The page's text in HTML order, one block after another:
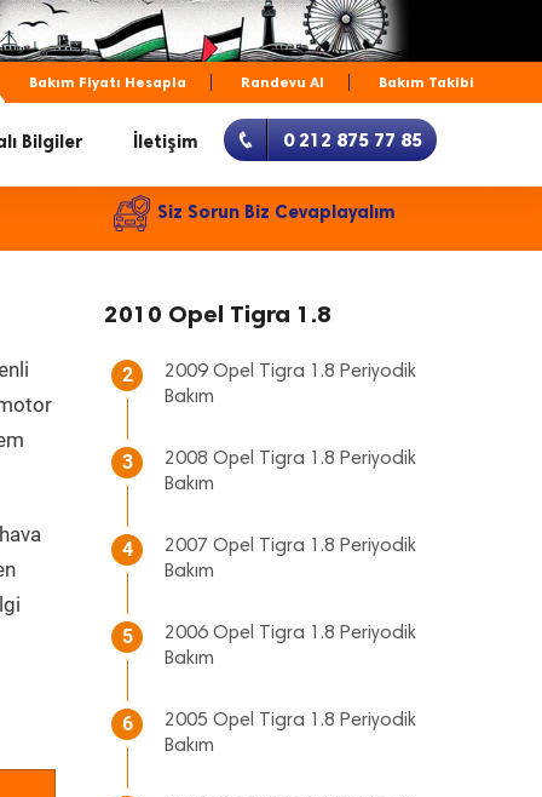
Bakım Fiyatı Hesapla Randevu Al Bakım Takibi
Bilgiler İletişim 0 212 875 77 85
Siz Sorun Biz Cevaplayalım
2010 Opel Tigra 1.8
2
2009 Opel Tigra 1.8 Periyodik
Bakım
3
2008 Opel Tigra 1.8 Periyodik
Bakım
4
2007 Opel Tigra 1.8 Periyodik
Bakım
5
2006 Opel Tigra 1.8 Periyodik
Bakım
6
2005 Opel Tigra 1.8 Periyodik
Bakım